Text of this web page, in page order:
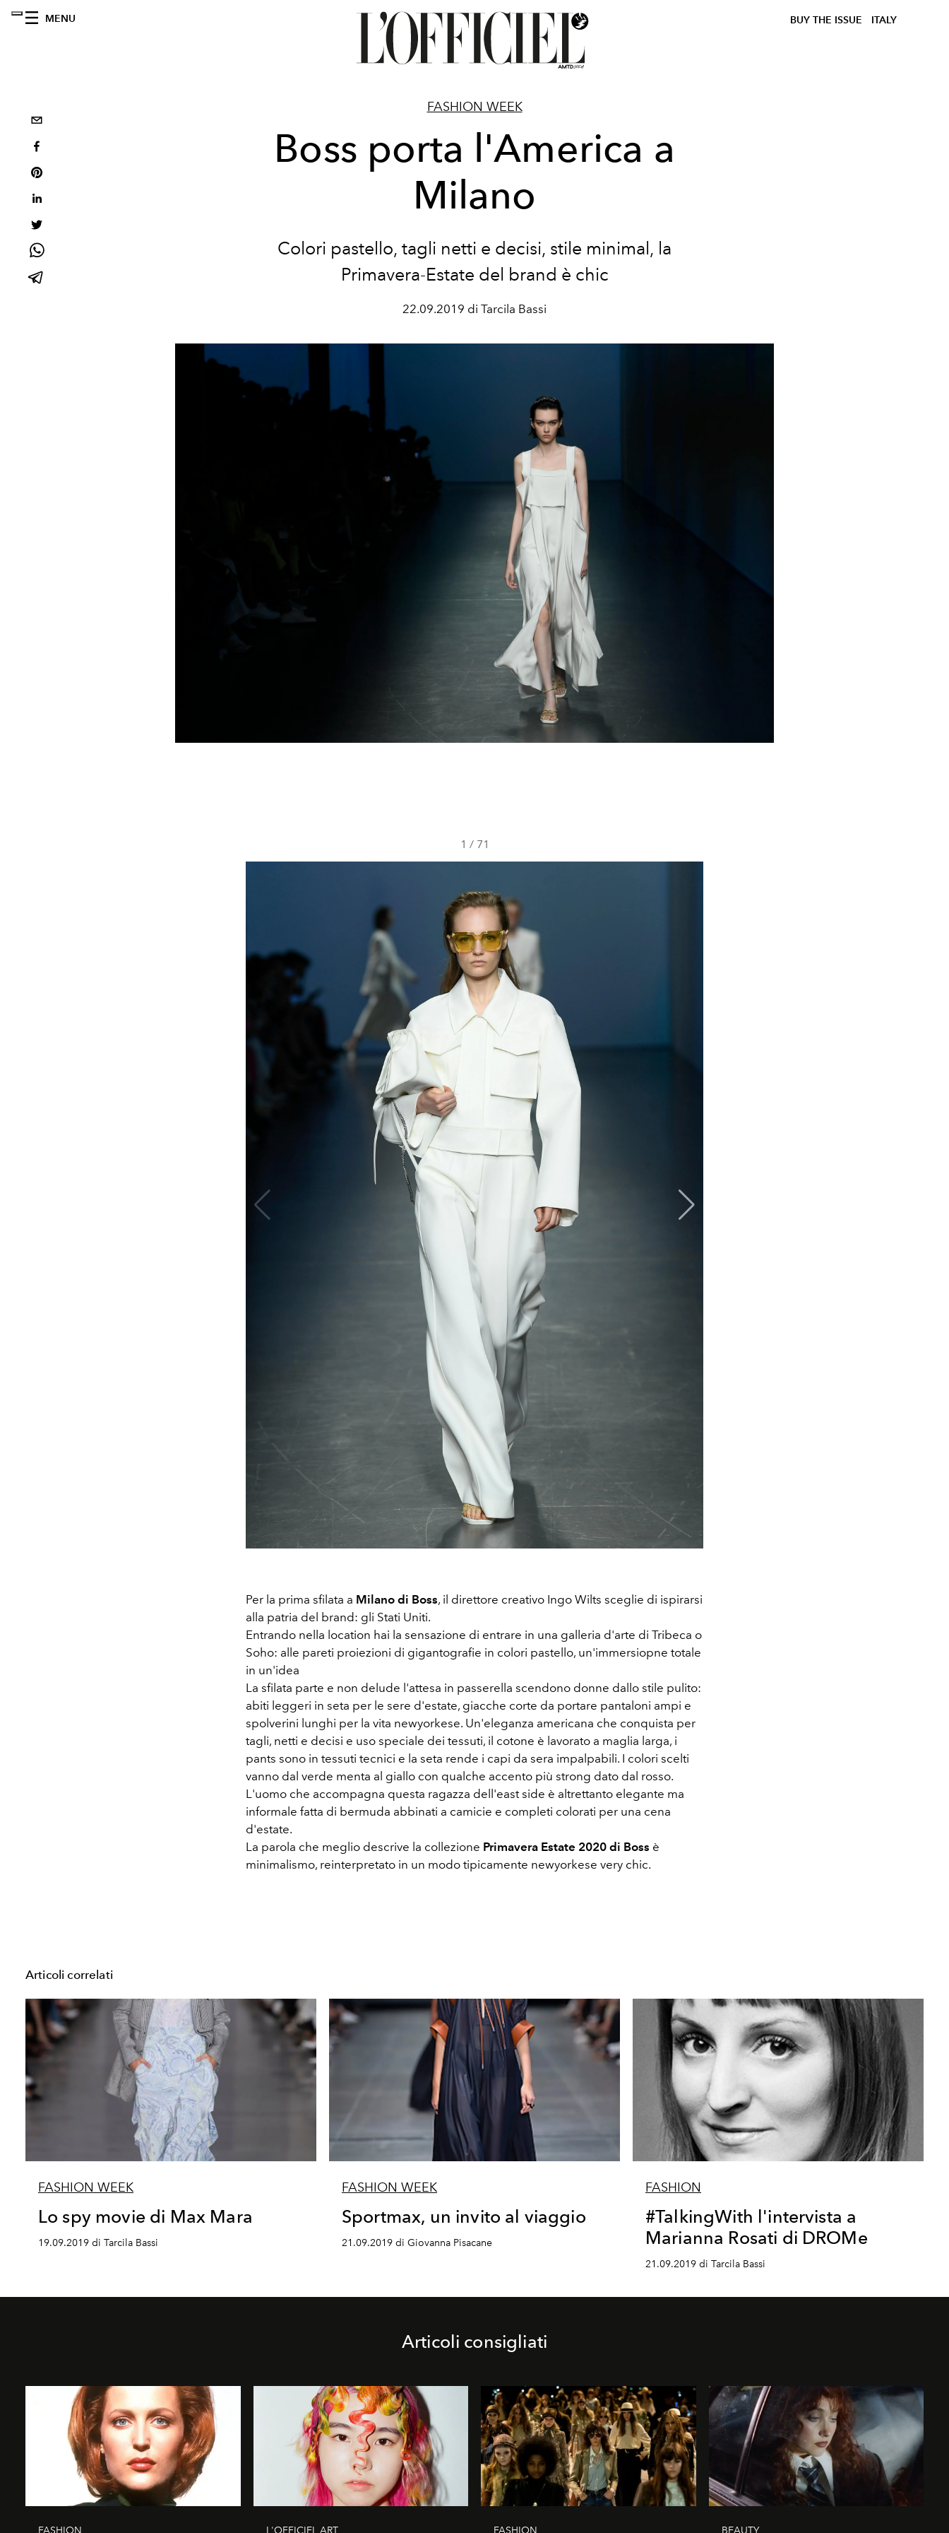
MENU BUY THE ISSUE ITALY
FASHION WEEK
Boss porta l'America a
Milano
Colori pastello, tagli netti e decisi, stile minimal, la
Primavera-Estate del brand è chic
22.09.2019 di Tarcila Bassi
1 / 71
Per la prima sfilata a Milano di Boss, il direttore creativo Ingo Wilts sceglie di ispirarsi
alla patria del brand: gli Stati Uniti.
Entrando nella location hai la sensazione di entrare in una galleria d'arte di Tribeca o
Soho: alle pareti proiezioni di gigantografie in colori pastello, un'immersiopne totale
in un'idea
La sfilata parte e non delude l'attesa in passerella scendono donne dallo stile pulito:
abiti leggeri in seta per le sere d'estate, giacche corte da portare pantaloni ampi e
spolverini lunghi per la vita newyorkese. Un'eleganza americana che conquista per
tagli, netti e decisi e uso speciale dei tessuti, il cotone è lavorato a maglia larga, i
pants sono in tessuti tecnici e la seta rende i capi da sera impalpabili. I colori scelti
vanno dal verde menta al giallo con qualche accento più strong dato dal rosso.
L'uomo che accompagna questa ragazza dell'east side è altrettanto elegante ma
informale fatta di bermuda abbinati a camicie e completi colorati per una cena
d'estate.
La parola che meglio descrive la collezione Primavera Estate 2020 di Boss è
minimalismo, reinterpretato in un modo tipicamente newyorkese very chic.
Articoli correlati
FASHION WEEK
Lo spy movie di Max Mara
19.09.2019 di Tarcila Bassi
FASHION WEEK
Sportmax, un invito al viaggio
21.09.2019 di Giovanna Pisacane
FASHION
#TalkingWith l'intervista a
Marianna Rosati di DROMe
21.09.2019 di Tarcila Bassi
Articoli consigliati